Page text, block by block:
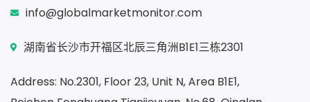
info@globalmarketmonitor.com
湖南省长沙市开福区北辰三角洲B1E1三栋2301
Address: No.2301, Floor 23, Unit N, Area B1E1,